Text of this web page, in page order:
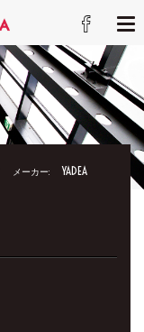
メーカー: YADEA